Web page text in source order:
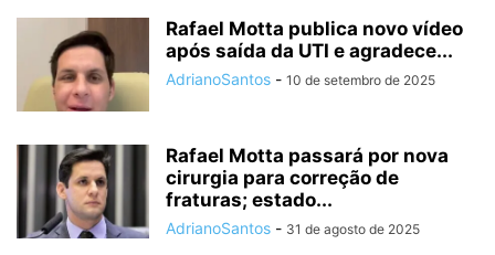
Rafael Motta publica novo vídeo
após saída da UTI e agradece...
AdrianoSantos - 10 de setembro de 2025
Rafael Motta passará por nova
cirurgia para correção de
fraturas; estado...
AdrianoSantos - 31 de agosto de 2025